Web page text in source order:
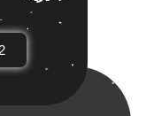
اسپیکر فابریک خودرو
اسپیکر فابریک ناکامیچی
اسپیکر ماشین ناکامیچی